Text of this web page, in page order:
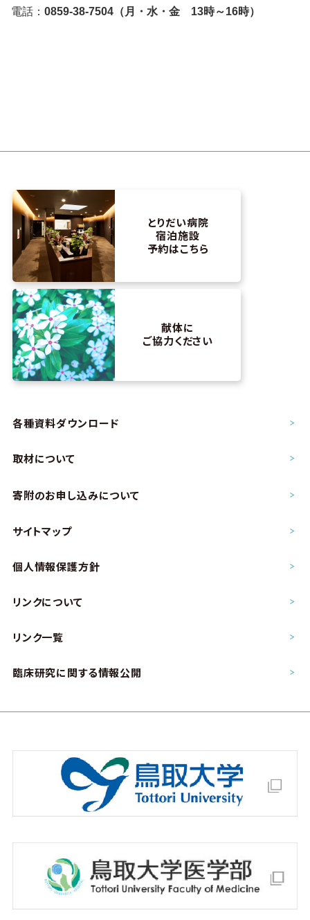
電話： 0859-38-7504（月・水・金 13時～16時）
とりだい病院
宿泊施設
予約はこちら
献体に
ご協力ください
各種資料ダウンロード
取材について
寄附のお申し込みについて
サイトマップ
個人情報保護方針
リンクについて
リンク一覧
臨床研究に関する情報公開